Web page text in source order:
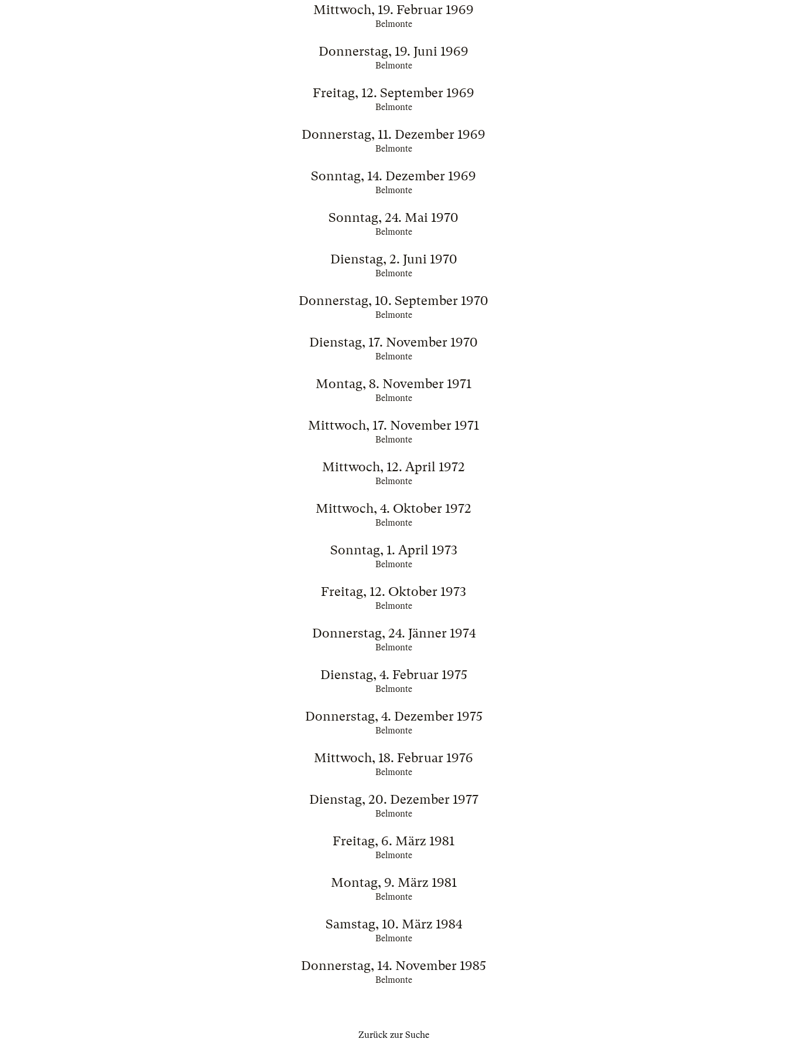
Mittwoch, 19. Februar 1969
Belmonte
Donnerstag, 19. Juni 1969
Belmonte
Freitag, 12. September 1969
Belmonte
Donnerstag, 11. Dezember 1969
Belmonte
Sonntag, 14. Dezember 1969
Belmonte
Sonntag, 24. Mai 1970
Belmonte
Dienstag, 2. Juni 1970
Belmonte
Donnerstag, 10. September 1970
Belmonte
Dienstag, 17. November 1970
Belmonte
Montag, 8. November 1971
Belmonte
Mittwoch, 17. November 1971
Belmonte
Mittwoch, 12. April 1972
Belmonte
Mittwoch, 4. Oktober 1972
Belmonte
Sonntag, 1. April 1973
Belmonte
Freitag, 12. Oktober 1973
Belmonte
Donnerstag, 24. Jänner 1974
Belmonte
Dienstag, 4. Februar 1975
Belmonte
Donnerstag, 4. Dezember 1975
Belmonte
Mittwoch, 18. Februar 1976
Belmonte
Dienstag, 20. Dezember 1977
Belmonte
Freitag, 6. März 1981
Belmonte
Montag, 9. März 1981
Belmonte
Samstag, 10. März 1984
Belmonte
Donnerstag, 14. November 1985
Belmonte
Zurück zur Suche